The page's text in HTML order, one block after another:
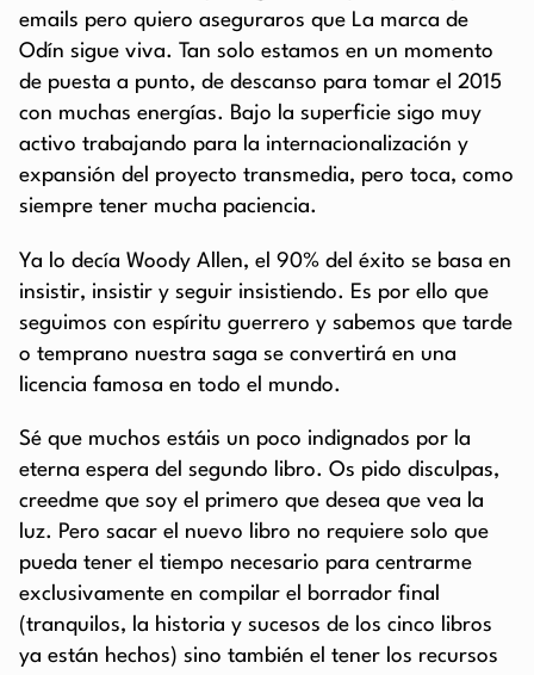
emails pero quiero aseguraros que La marca de
Odín sigue viva. Tan solo estamos en un momento
de puesta a punto, de descanso para tomar el 2015
con muchas energías. Bajo la superficie sigo muy
activo trabajando para la internacionalización y
expansión del proyecto transmedia, pero toca, como
siempre tener mucha paciencia.
Ya lo decía Woody Allen, el 90% del éxito se basa en
insistir, insistir y seguir insistiendo. Es por ello que
seguimos con espíritu guerrero y sabemos que tarde
o temprano nuestra saga se convertirá en una
licencia famosa en todo el mundo.
Sé que muchos estáis un poco indignados por la
eterna espera del segundo libro. Os pido disculpas,
creedme que soy el primero que desea que vea la
luz. Pero sacar el nuevo libro no requiere solo que
pueda tener el tiempo necesario para centrarme
exclusivamente en compilar el borrador final
(tranquilos, la historia y sucesos de los cinco libros
ya están hechos) sino también el tener los recursos